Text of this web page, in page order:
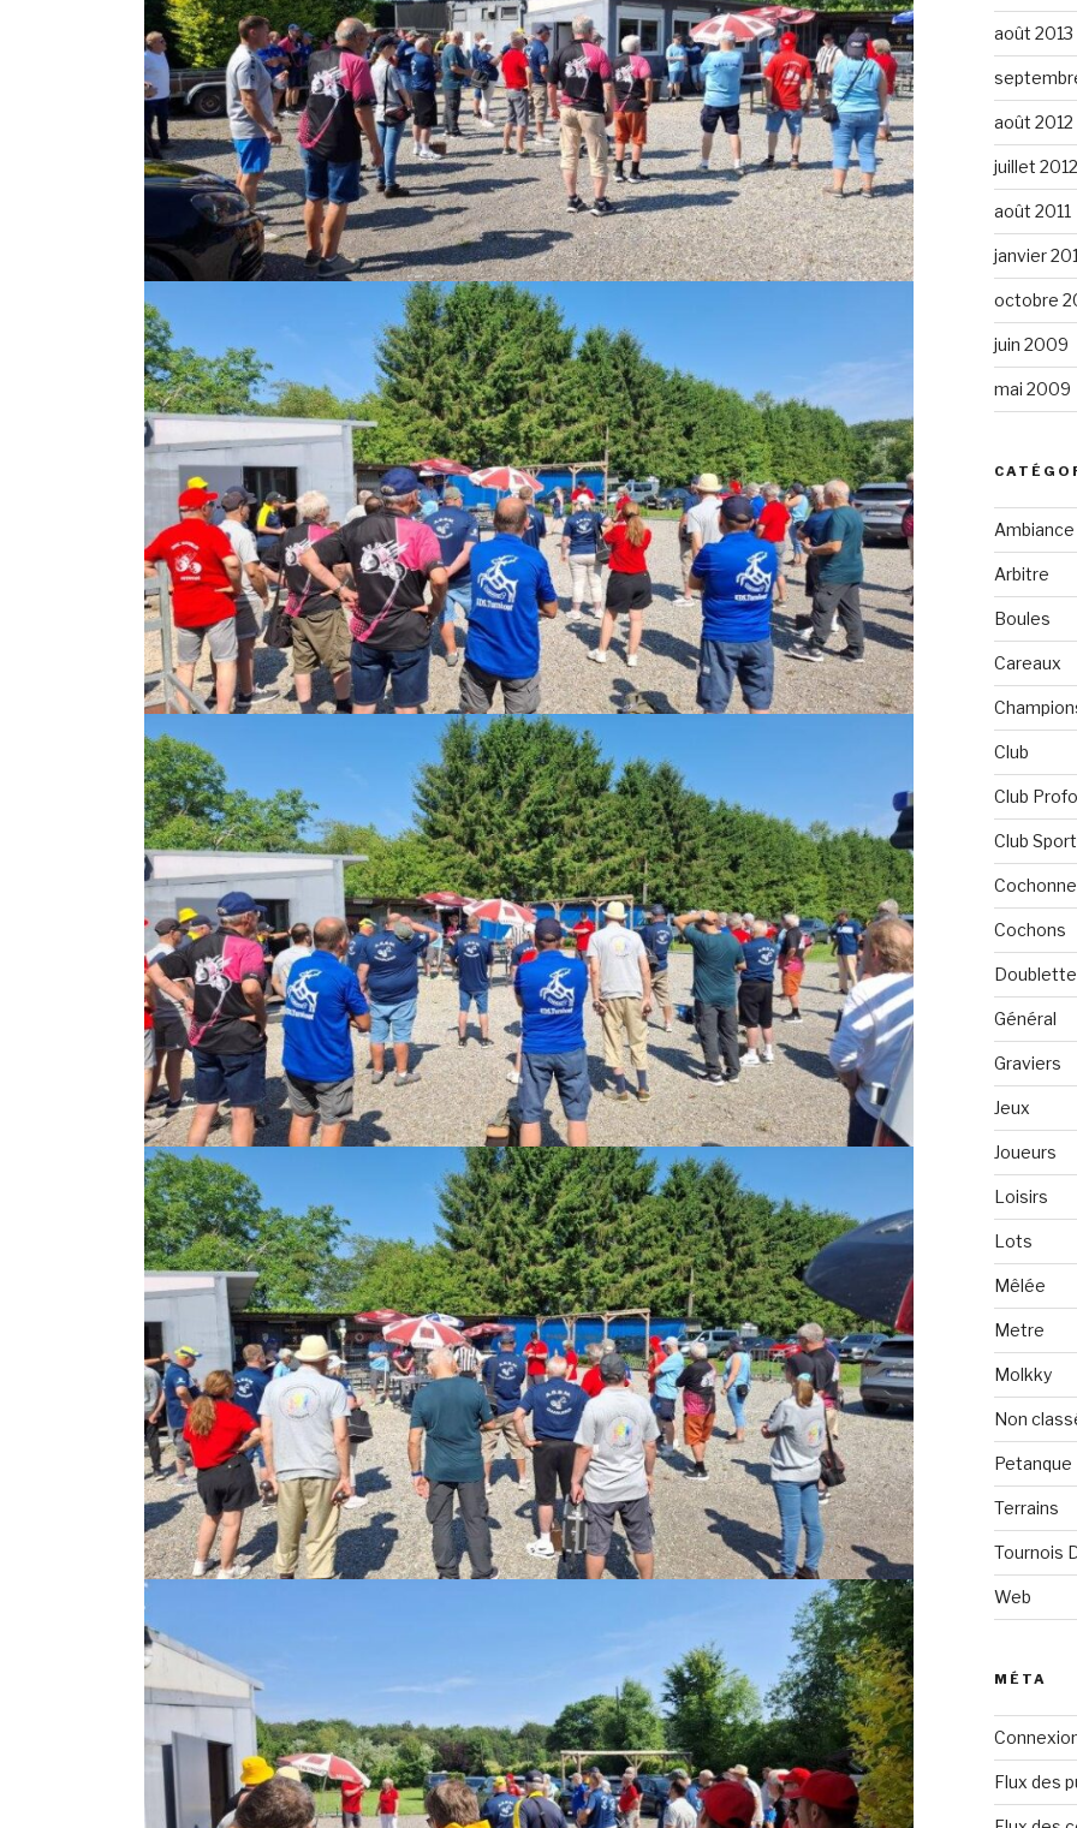
août 2013
août 2012
juillet 2012
août 2011
janvier
octobre
juin 2009
mai 2009
Ambiance
Arbitre
Boules
Careaux
Club
Club
Club
Cochons
Doublette
Général
Graviers
Jeux
Joueurs
Loisirs
Lots
Mêlée
Metre
Molkky
Non
Petanque
Terrains
Tournois
Web
MÉTA
Flux des